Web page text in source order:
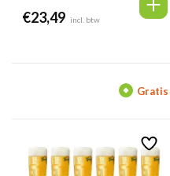
€23,49 incl. btw
Gratis